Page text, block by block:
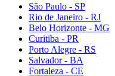
São Paulo - SP
Rio de Janeiro - RJ
Belo Horizonte - MG
Curitiba - PR
Porto Alegre - RS
Salvador - BA
Fortaleza - CE